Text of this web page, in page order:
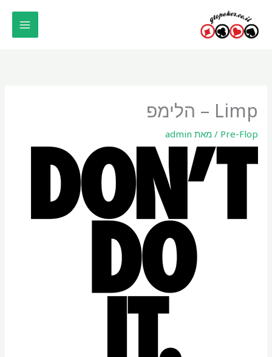
לתוכן
Limp – הלימפ
Pre-Flop / מאת admin